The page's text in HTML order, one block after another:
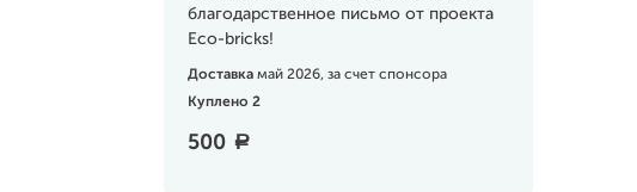
благодарственное письмо от проекта
Eco-bricks!
Доставка май 2026, за счет спонсора
Куплено 2
500 a